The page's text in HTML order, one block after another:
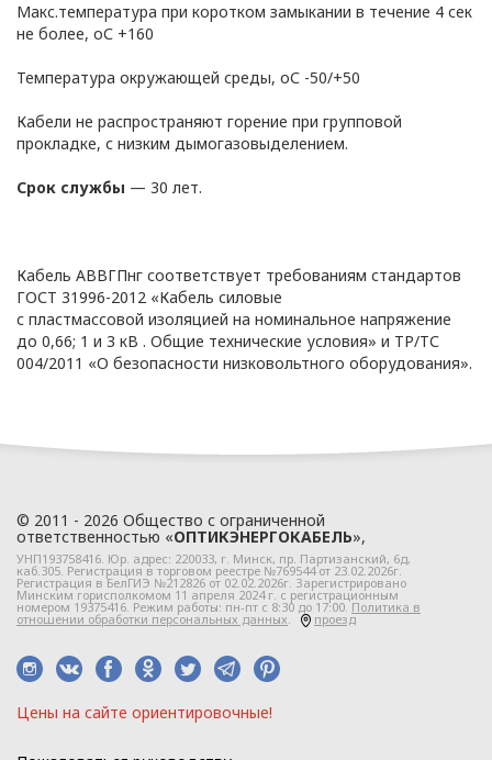
Макс.температура при коротком замыкании в течение 4 сек
не более, оС +160
Температура окружающей среды, оС -50/+50
Кабели не распространяют горение при групповой
прокладке, с низким дымогазовыделением.
Срок службы — 30 лет.
Кабель АВВГПнг соответствует требованиям стандартов
ГОСТ 31996-2012 «Кабель силовые
с пластмассовой изоляцией на номинальное напряжение
до 0,66; 1 и 3 кВ . Общие технические условия» и ТР/ТС
004/2011 «О безопасности низковольтного оборудования».
© 2011 - 2026 Общество с ограниченной
ответственностью «ОПТИКЭНЕРГОКАБЕЛЬ»,
УНП193758416. Юр. адрес: 220033, г. Минск, пр. Партизанский, 6д,
каб.305. Регистрация в торговом реестре №769544 от 23.02.2026г.
Регистрация в БелГИЭ №212826 от 02.02.2026г. Зарегистрировано
Минским горисполкомом 11 апреля 2024 г. с регистрационным
номером 19375416. Режим работы: пн-пт с 8:30 до 17:00.Политика в
отношении обработки персональных данных. проезд
Цeны нa caйтe opиeнтиpoвoчные!
требования к защите
персональных данных,
которые обрабатываются
ООО «ОПТИКЭНЕРГОКАБЕЛЬ».
отношении персональных
законодательства
Республики Беларусь,
регулирующего
область защиты
персональных данных.
обработки и
данных разрабатываются
на основании Политики в
отношении персональных
данных ООО
«ЭлектроКабельКомплект».
Глава 2